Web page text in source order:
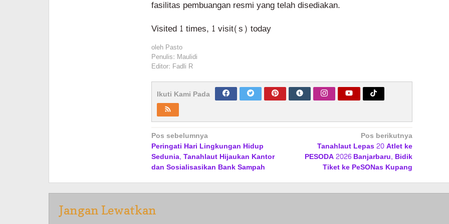
fasilitas pembuangan resmi yang telah disediakan.
Visited 1 times, 1 visit(s) today
oleh Pasto
Penulis: Maulidi
Editor: Fadli R
Ikuti Kami Pada
Navigasi
pos
Pos sebelumnya
Peringati Hari Lingkungan Hidup
Sedunia, Tanahlaut Hijaukan Kantor
dan Sosialisasikan Bank Sampah
Pos berikutnya
Tanahlaut Lepas 20 Atlet ke
PESODA 2026 Banjarbaru, Bidik
Tiket ke PeSONas Kupang
Jangan Lewatkan